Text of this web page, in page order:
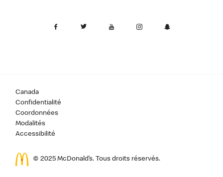
Canada
Confidentialité
Coordonnées
Modalités
Accessibilité
© 2025 McDonald’s. Tous droits réservés.